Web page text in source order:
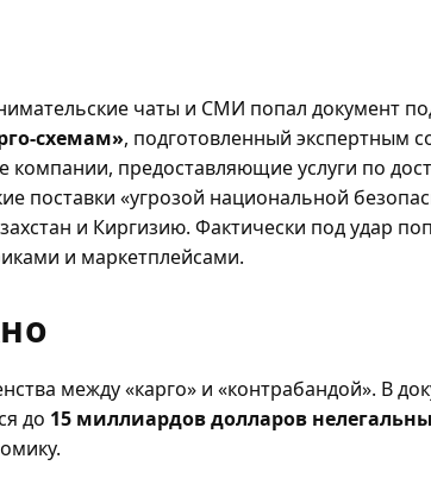
чаты и СМИ попал документ
схемам», подготовленный экспертным
предоставляющие услуги по
поставки «угрозой национальной
и Киргизию. Фактически под удар
и маркетплейсами.
между «карго» и «контрабандой». В
до 15 миллиардов долларов